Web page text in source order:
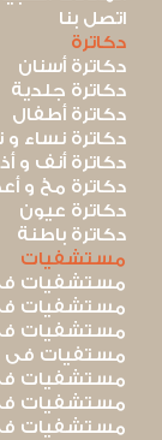
اتصل بنا
دكاترة
دكاترة أسنان
دكاترة جلدية
دكاترة أطفال
دكاترة نساء و
دكاترة أنف و
دكاترة مخ و
دكاترة عيون
دكاترة باطنة
مستشفيات
مستشفيات فى
مستشفيات فى
مستشفيات
مستفيات فى
مستشفيات
مستشفيات
مستشفيات